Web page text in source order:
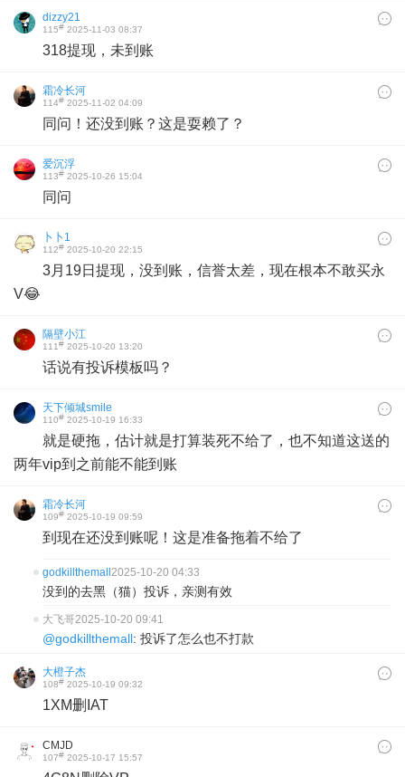
dizzy21
115# 2025-11-03 08:37
318提现，未到账
霜冷长河
114# 2025-11-02 04:09
同问！还没到账？这是耍赖了？
爱沉浮
113# 2025-10-26 15:04
同问
卜卜1
112# 2025-10-20 22:15
3月19日提现，没到账，信誉太差，现在根本不敢买永
V😂
隔壁小江
111# 2025-10-20 13:20
话说有投诉模板吗？
天下倾城smile
110# 2025-10-19 16:33
就是硬拖，估计就是打算装死不给了，也不知道这送的
两年vip到之前能不能到账
霜冷长河
109# 2025-10-19 09:59
到现在还没到账呢！这是准备拖着不给了
godkillthemall 2025-10-20 04:33
没到的去黑（猫）投诉，亲测有效
大飞哥2025-10-20 09:41
@godkillthemall: 投诉了怎么也不打款
大橙子杰
108# 2025-10-19 09:32
1XM删IAT
CMJD
107# 2025-10-17 15:57